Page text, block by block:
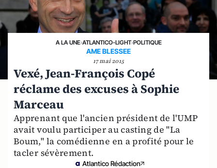
A LA UNE›ATLANTICO-LIGHT›POLITIQUE
AME BLESSEE
17 mai 2015
Vexé, Jean-François Copé
réclame des excuses à Sophie
Marceau
Apprenant que l'ancien président de l'UMP
avait voulu participer au casting de "La
Boum," la comédienne en a profité pour le
tacler sévèrement.
Atlantico Rédaction